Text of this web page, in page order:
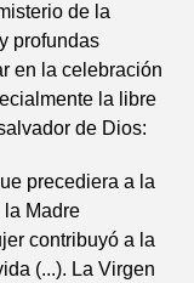
de la
profundas
en la celebración
la libre
de Dios:
precediera a la
la Madre
contribuyó a la
(...). La Virgen